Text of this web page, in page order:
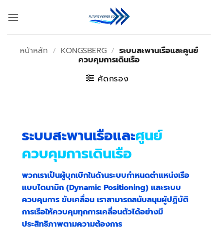
หน้าหลัก / KONGSBERG / ระบบสะพานเรือและศูนย์
ควบคุมการเดินเรือ
คัดกรอง
ระบบสะพานเรือและศูนย์
ควบคุมการเดินเรือ
พวกเราเป็นผู้บุกเบิกในด้านระบบกำหนดตำแหน่งเรือ
แบบไดนามิก (Dynamic Positioning) และระบบ
ควบคุมการ ขับเคลื่อน เราสามารถสนับสนุนผู้ปฏิบัติ
การเรือให้ควบคุมทุกการเคลื่อนตัวได้อย่างมี
ประสิทธิภาพตามความต้องการ